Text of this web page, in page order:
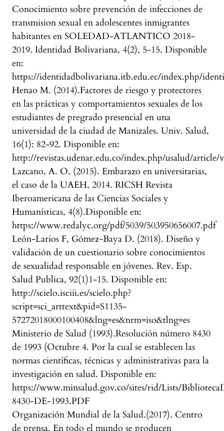
Conocimiento sobre prevención de infecciones de
transmision sexual en adolescentes inmigrantes
habitantes en SOLEDAD-ATLANTICO 2018-
2019. Identidad Bolivariana, 4(2), 5-15. Disponible
en:
https://identidadbolivariana.itb.edu.ec/index.php/
Henao M. (2014).Factores de riesgo y protectores
en las prácticas y comportamientos sexuales de los
estudiantes de pregrado presencial en una
universidad de la ciudad de Manizales. Univ. Salud,
16(1): 82-92. Disponible en:
http://revistas.udenar.edu.co/index.php/usalud/article/
Lazcano, A. O. (2015). Embarazo en universitarias,
el caso de la UAEH, 2014. RICSH Revista
Iberoamericana de las Ciencias Sociales y
Humanísticas, 4(8).Disponible en:
https://www.redalyc.org/pdf/5039/503950656007.pdf
León-Larios F, Gómez-Baya D. (2018). Diseño y
validación de un cuestionario sobre conocimientos
de sexualidad responsable en jóvenes. Rev. Esp.
Salud Publica, 92(1)1-15. Disponible en:
http://scielo.isciii.es/scielo.php?
script=sci_arttext&pid=S1135-
57272018000100408&lng=es&nrm=iso&tlng=es
Ministerio de Salud (1993).Resolución número 8430
de 1993 (Octubre 4. Por la cual se establecen las
normas científicas, técnicas y administrativas para la
investigación en salud. Disponible en:
https://www.minsalud.gov.co/sites/rid/Lists/
8430-DE-1993.PDF
Organización Mundial de la Salud.(2017). Centro
de prensa. En todo el mundo se producen